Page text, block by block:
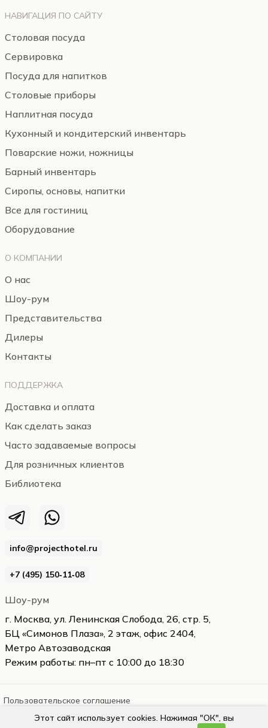
info@projecthotel.ru
+7 (495) 150‑11‑08
Шоу-рум
г. Москва, ул. Ленинская Слобода, 26, стр. 5,
БЦ «Симонов Плаза», 2 этаж, офис 2404,
Метро Автозаводская
Режим работы: пн–пт с 10:00 до 18:30
НАВИГАЦИЯ ПО САЙТУ
Столовая посуда
Сервировка
Посуда для напитков
Столовые приборы
Наплитная посуда
Кухонный и кондитерский инвентарь
Поварские ножи, ножницы
Барный инвентарь
Сиропы, основы, напитки
Все для гостиниц
Оборудование
О КОМПАНИИ
О нас
Шоу-рум
Представительства
Дилеры
Контакты
ПОДДЕРЖКА
Доставка и оплата
Как сделать заказ
Часто задаваемые вопросы
Для розничных клиентов
Библиотека
Пользовательское соглашение
Этот сайт использует cookies. Нажимая "ОК", вы